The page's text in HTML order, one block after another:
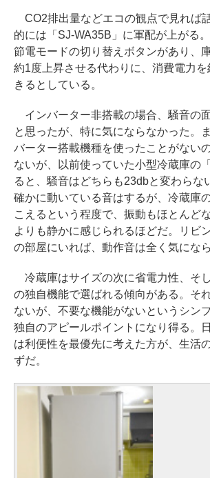
CO2排出量などエコの観点で見れば
的には「SJ-WA35B」に軍配が上がる
節電モードの切り替えボタンがあり、
約1度上昇させる代わりに、消費電力
きるとしている。
インバーター非搭載の場合、騒音の
と思ったが、特に気にならなかった。
バーター搭載機種を使ったことがない
ないが、以前使っていた小型冷蔵庫の
ると、騒音はどちらも23dbと変わらな
確かに動いている音はするが、冷蔵庫
こえるという程度で、振動もほとんど
よりも静かに感じられるほどだ。リビ
の部屋にいれば、動作音は全く気になら
冷蔵庫はサイズの次に省電力性、そ
の独自機能で選ばれる傾向がある。そ
ないが、不要な機能がないというシン
独自のアピールポイントになり得る。
は利便性を最優先に考えた方が、生活
ずだ。